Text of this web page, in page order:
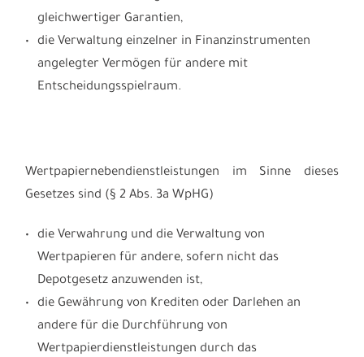
gleichwertiger Garantien,
die Verwaltung einzelner in Finanzinstrumenten
angelegter Vermögen für andere mit
Entscheidungsspielraum.
Wertpapiernebendienstleistungen im Sinne dieses
Gesetzes sind (§ 2 Abs. 3a WpHG)
die Verwahrung und die Verwaltung von
Wertpapieren für andere, sofern nicht das
Depotgesetz anzuwenden ist,
die Gewährung von Krediten oder Darlehen an
andere für die Durchführung von
Wertpapierdienstleistungen durch das